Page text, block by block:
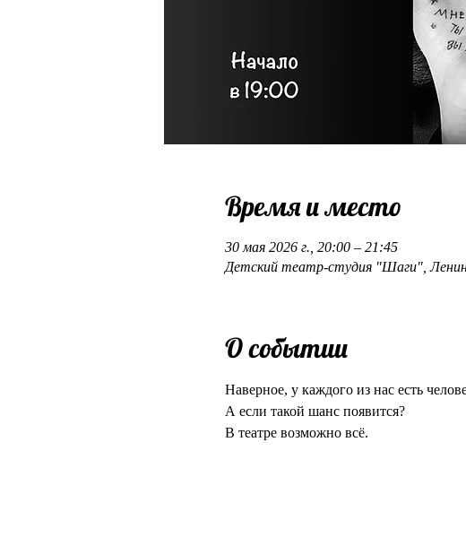
Время и место
30 мая 2026 г., 20:00 – 21:45
Детский театр-студия "Шаги",
О событии
Наверное, у каждого из нас есть
А если такой шанс появится?
В театре возможно всё.